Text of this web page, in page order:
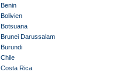
Benin
Bolivien
Botsuana
Brunei Darussalam
Burundi
Chile
Costa Rica